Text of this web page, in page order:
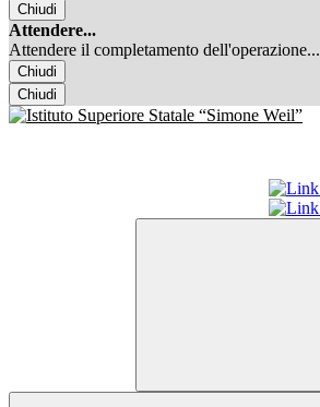
Chiudi
Attendere...
Attendere il completamento dell'operazione...
Chiudi
Chiudi